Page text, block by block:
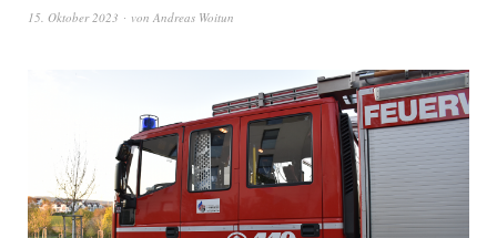
15. Oktober 2023 von Andreas Woitun